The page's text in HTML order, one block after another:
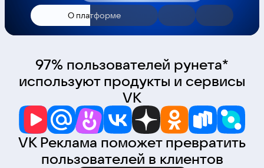
О платформе
97% пользователей рунета*
используют продукты и сервисы
VK
VK Реклама поможет превратить
пользователей в клиентов